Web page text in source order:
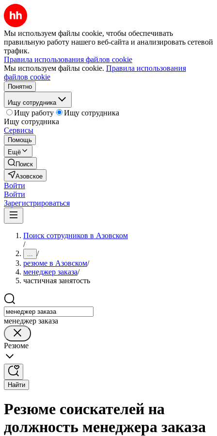
Мы используем файлы cookie, чтобы обеспечивать
правильную работу нашего веб-сайта и анализировать сетевой
трафик.
Правила использования файлов cookie
Мы используем файлы cookie. Правила использования
файлов cookie
Понятно
Ищу сотрудника
Ищу работу
Ищу сотрудника
Ищу сотрудника
Сервисы
Помощь
Ещё
Поиск
Азовское
Войти
Войти
Зарегистрироваться
Поиск сотрудников в Азовском
/
... /
резюме в Азовском/
менеджер заказа/
частичная занятость
менеджер заказа
Резюме
Найти
Резюме соискателей на
должность менеджера заказа